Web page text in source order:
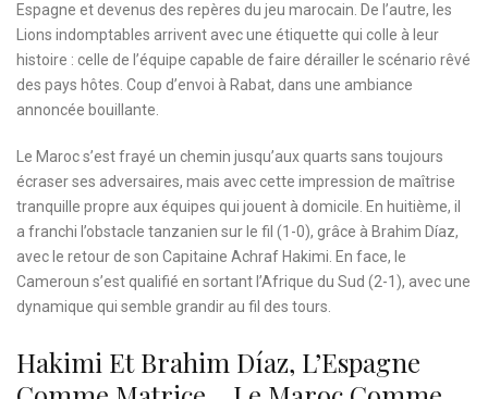
Espagne et devenus des repères du jeu marocain. De l’autre, les
Lions indomptables arrivent avec une étiquette qui colle à leur
histoire : celle de l’équipe capable de faire dérailler le scénario rêvé
des pays hôtes. Coup d’envoi à Rabat, dans une ambiance
annoncée bouillante.
Le Maroc s’est frayé un chemin jusqu’aux quarts sans toujours
écraser ses adversaires, mais avec cette impression de maîtrise
tranquille propre aux équipes qui jouent à domicile. En huitième, il
a franchi l’obstacle tanzanien sur le fil (1-0), grâce à Brahim Díaz,
avec le retour de son Capitaine Achraf Hakimi. En face, le
Cameroun s’est qualifié en sortant l’Afrique du Sud (2-1), avec une
dynamique qui semble grandir au fil des tours.
Hakimi Et Brahim Díaz, L’Espagne